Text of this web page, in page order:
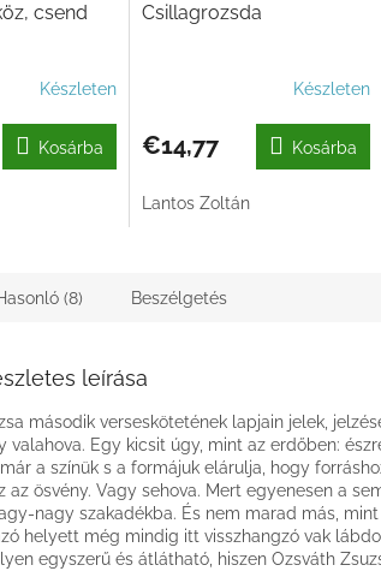
csend
Készleten
Kosárba
Csillagrozsda
Készleten
€14,77 Kosárba
Lantos Zoltán
(8) Beszélgetés
leírása
második verseskötetének lapjain jelek,
valahova. Egy kicsit úgy, mint az erdőben:
a színük s a formájuk elárulja, hogy
az ösvény. Vagy sehova. Mert egyenesen a
nagy szakadékba. És nem marad más, mint
helyett még mindig itt visszhangzó vak
egyszerű és átlátható, hiszen Ozsváth